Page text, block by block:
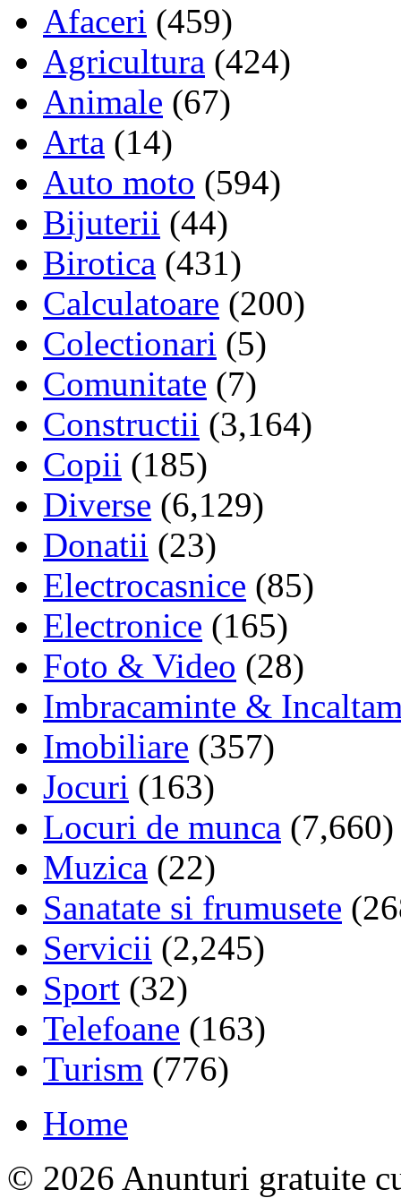
Afaceri (459)
Agricultura (424)
Animale (67)
Arta (14)
Auto moto (594)
Bijuterii (44)
Birotica (431)
Calculatoare (200)
Colectionari (5)
Comunitate (7)
Constructii (3,164)
Copii (185)
Diverse (6,129)
Donatii (23)
Electrocasnice (85)
Electronice (165)
Foto & Video (28)
Imbracaminte &
Imobiliare (357)
Jocuri (163)
Locuri de munca (7,660)
Muzica (22)
Sanatate si frumusete
Servicii (2,245)
Sport (32)
Telefoane (163)
Turism (776)
Home
© 2026 Anunturi gratuite